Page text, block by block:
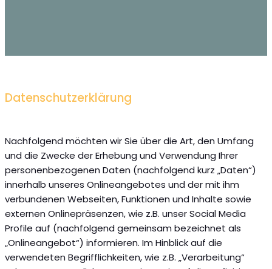
Datenschutzerklärung
Nachfolgend möchten wir Sie über die Art, den Umfang
und die Zwecke der Erhebung und Verwendung Ihrer
personenbezogenen Daten (nachfolgend kurz „Daten“)
innerhalb unseres Onlineangebotes und der mit ihm
verbundenen Webseiten, Funktionen und Inhalte sowie
externen Onlinepräsenzen, wie z.B. unser Social Media
Profile auf (nachfolgend gemeinsam bezeichnet als
„Onlineangebot“) informieren. Im Hinblick auf die
verwendeten Begrifflichkeiten, wie z.B. „Verarbeitung“